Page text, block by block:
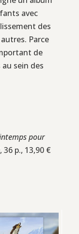
avec
des
Parce
de
sein des
pour
36 p., 13,90 €